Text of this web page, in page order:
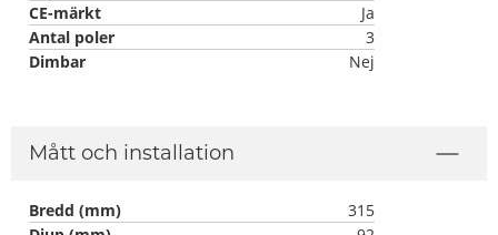
CE-märkt
Ja
Antal poler
3
Dimbar
Nej
Mått och installation
Bredd (mm)
315